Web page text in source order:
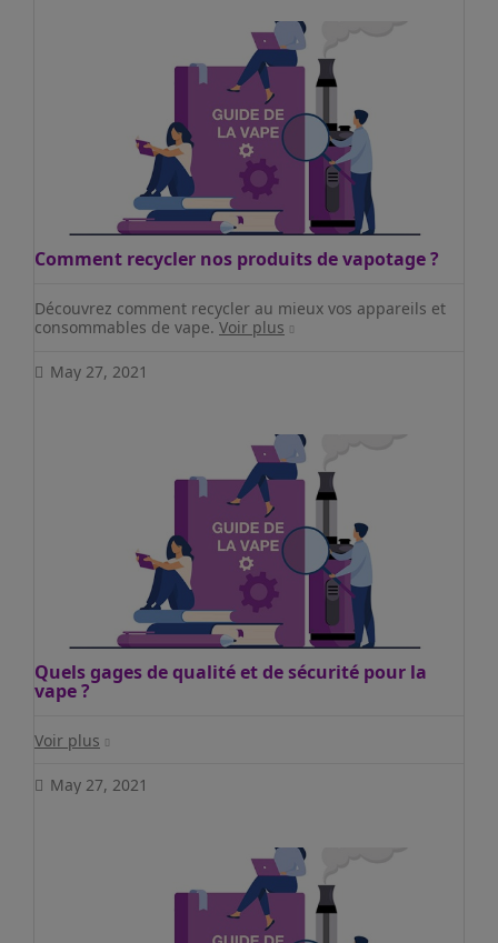
Comment recycler nos produits de vapotage ?
Découvrez comment recycler au mieux vos appareils et
consommables de vape. Voir plus
May 27, 2021
Quels gages de qualité et de sécurité pour la
vape ?
Voir plus
May 27, 2021